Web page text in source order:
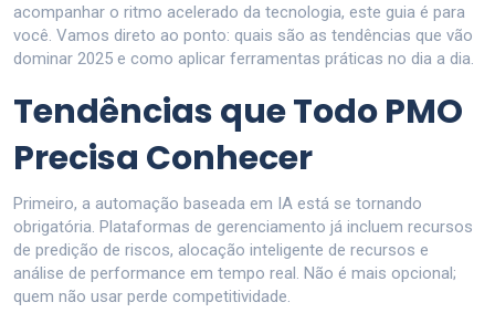
acompanhar o ritmo acelerado da tecnologia, este guia é para
você. Vamos direto ao ponto: quais são as tendências que vão
dominar 2025 e como aplicar ferramentas práticas no dia a dia.
Tendências que Todo PMO
Precisa Conhecer
Primeiro, a automação baseada em IA está se tornando
obrigatória. Plataformas de gerenciamento já incluem recursos
de predição de riscos, alocação inteligente de recursos e
análise de performance em tempo real. Não é mais opcional;
quem não usar perde competitividade.